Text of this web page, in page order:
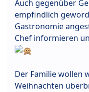
Auch gegenüber
empfindlich
Gastronomie
Chef informieren
Der Familie wollen
Weihnachten